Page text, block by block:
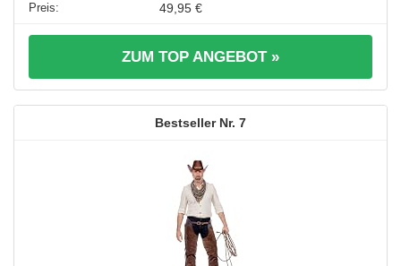
49,95 €
ZUM TOP ANGEBOT »
7